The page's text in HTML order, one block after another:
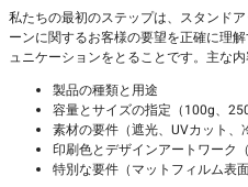
私たちの最初のステップは、スタンド
ーンに関するお客様の要望を正確に理
ュニケーションをとることです。主な
製品の種類と用途
容量とサイズの指定（100g、
素材の要件（遮光、UVカット、
印刷色とデザインアートワーク
特別な要件（マットフィルム表